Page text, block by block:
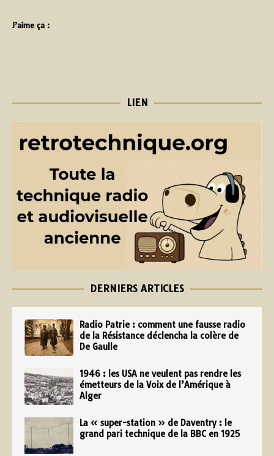
J’aime ça :
LIEN
DERNIERS ARTICLES
Radio Patrie : comment une fausse radio
de la Résistance déclencha la colère de
De Gaulle
1946 : les USA ne veulent pas rendre les
émetteurs de la Voix de l’Amérique à
Alger
La « super-station » de Daventry : le
grand pari technique de la BBC en 1925